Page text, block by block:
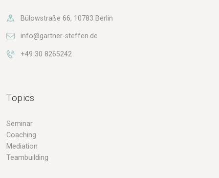
Bülowstraße 66, 10783 Berlin
info@gartner-steffen.de
+49 30 8265242
Topics
Seminar
Coaching
Mediation
Teambuilding